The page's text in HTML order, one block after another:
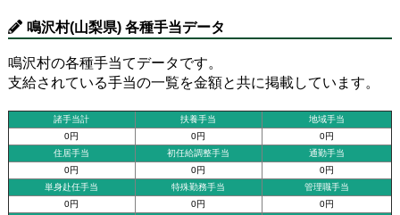
鳴沢村(山梨県) 各種手当データ
鳴沢村の各種手当てデータです。
支給されている手当の一覧を金額と共に掲載しています。
諸手当計 扶養手当
地域手当
0円
0円
0円
住居手当
初任給調整手当
通勤手当
0円
0円
0円
単身赴任手当
特殊勤務手当
管理職手当
0円
0円 0円